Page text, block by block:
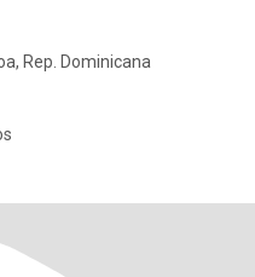
Rep. Dominicana